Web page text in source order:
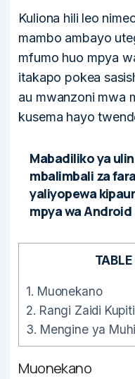
Kuliona hili leo
mambo ambayo
mfumo huo mpya
itakapo pokea
au mwanzoni mwa
kusema hayo
Mabadiliko ya
mbalimbali za
yaliyopewa
mpya wa Android
1. Muonekano
2. Rangi Zaidi
3. Mengine ya
Muonekano